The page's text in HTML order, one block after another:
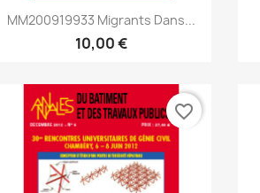
Aperçu rapide
MM200919933 Migrants Dans...
10,00 €
favorite_border